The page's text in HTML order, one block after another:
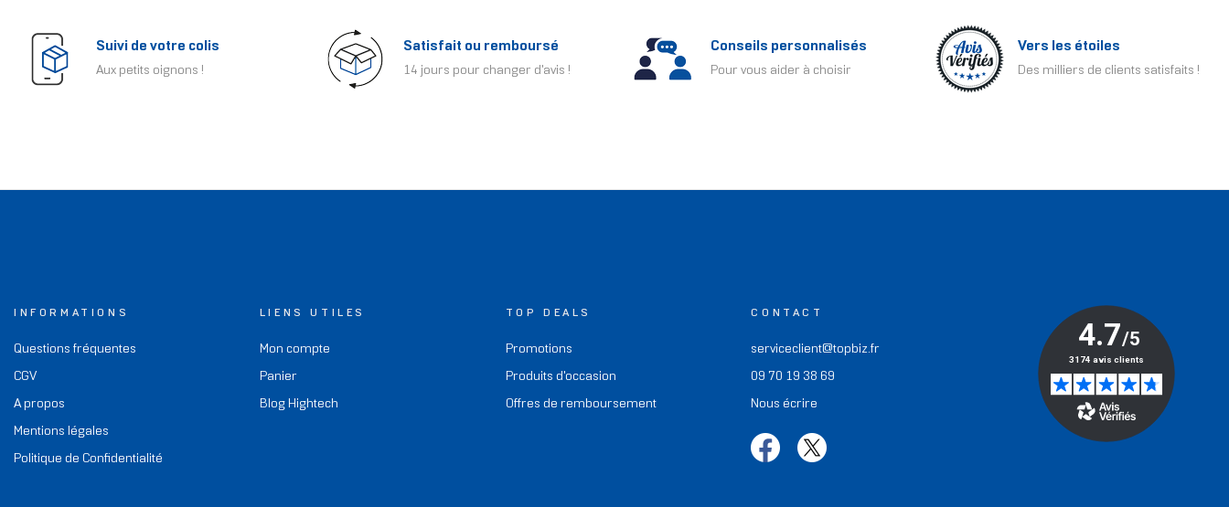
Suivi de votre colis
Aux petits oignons !
Satisfait ou remboursé
14 jours pour changer d'avis !
Conseils personnalisés
Pour vous aider à choisir
Vers les étoiles
Des milliers de clients satisfaits !
INFORMATIONS
Questions fréquentes
CGV
A propos
Mentions légales
Politique de Confidentialité
LIENS UTILES
Mon compte
Panier
Blog Hightech
TOP DEALS
Promotions
Produits d'occasion
Offres de remboursement
CONTACT
serviceclient@topbiz.fr
09 70 19 38 69
Nous écrire